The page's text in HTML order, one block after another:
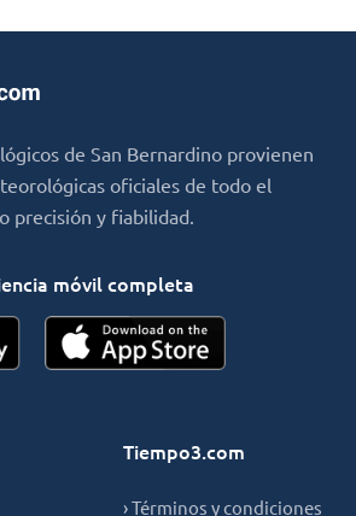
de San Bernardino provienen
oficiales de todo el
precisión y fiabilidad.
móvil completa
Tiempo3.com
› Términos y condiciones